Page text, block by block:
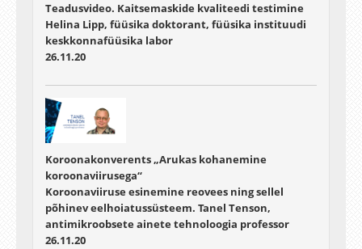
Teadusvideo. Kaitsemaskide kvaliteedi testimine
Helina Lipp, füüsika doktorant, füüsika instituudi
keskkonnafüüsika labor
26.11.20
Koroonakonverents „Arukas kohanemine
koroonaviirusega“
Koroonaviiruse esinemine reovees ning sellel
põhinev eelhoiatussüsteem. Tanel Tenson,
antimikroobsete ainete tehnoloogia professor
26.11.20